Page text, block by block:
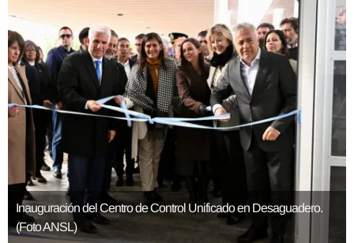
Inauguración del Centro de Control Unificado en Desaguadero.
(Foto ANSL)